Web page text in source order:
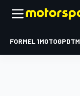
FORMEL 1MOTOGPDTM